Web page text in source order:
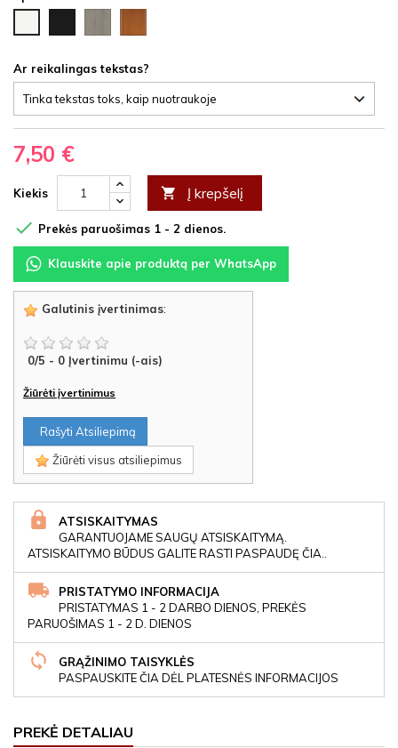
HDF
HDF
latte
HDF
Ar reikalingas tekstas?
7,50 €
Kiekis  Į krepšelį
 Prekės paruošimas 1 - 2 dienos.
Klauskite apie produktą per WhatsApp
Galutinis įvertinimas:
0/5 - 0 Įvertinimu (-ais)
Žiūrėti įvertinimus
Rašyti Atsiliepimą
Žiūrėti visus atsiliepimus
ATSISKAITYMAS
GARANTUOJAME SAUGŲ ATSISKAITYMĄ.
ATSISKAITYMO BŪDUS GALITE RASTI PASPAUDĘ ČIA..
PRISTATYMO INFORMACIJA
PRISTATYMAS 1 - 2 DARBO DIENOS, PREKĖS
PARUOŠIMAS 1 - 2 D. DIENOS
GRĄŽINIMO TAISYKLĖS
PASPAUSKITE ČIA DĖL PLATESNĖS INFORMACIJOS
PREKĖ DETALIAU